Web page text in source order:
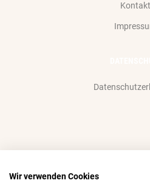
Kontakt
Wir
Wir verwenden Cookies